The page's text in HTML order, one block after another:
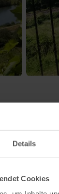
Details
Cookies